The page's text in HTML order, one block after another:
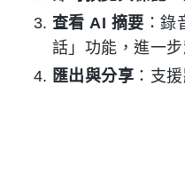
查看 AI 摘要 ：
話」功能，進一步
匯出與分享 ：支